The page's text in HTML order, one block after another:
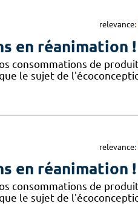
relevance:
en réanimation !
consommations de
le sujet de
relevance:
en réanimation !
consommations de
le sujet de